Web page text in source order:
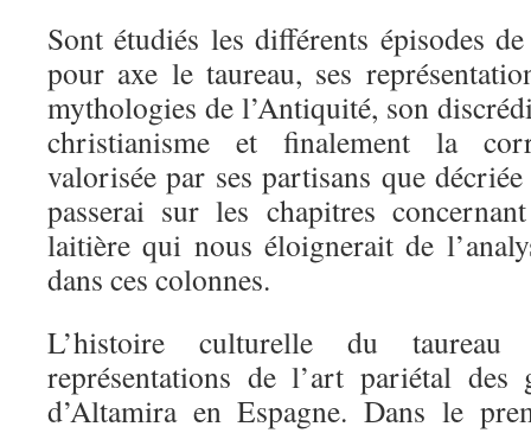
Sont étudiés les différents épisodes
pour axe le taureau, ses
mythologies de l’Antiquité, son
christianisme et finalement la
valorisée par ses partisans que
passerai sur les chapitres
laitière qui nous éloignerait de
dans ces colonnes.
L’histoire culturelle du taureau
représentations de l’art pariétal des
d’Altamira en Espagne. Dans le